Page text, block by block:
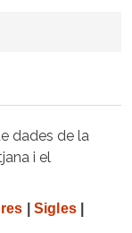
dades de la
i el
Sigles|